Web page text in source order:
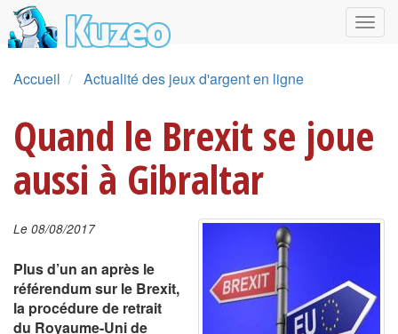
Accueil Actualité des jeux d'argent en ligne
Quand le Brexit se joue
aussi à Gibraltar
Le 08/08/2017
Plus d’un an après le
référendum sur le Brexit,
la procédure de retrait
du Royaume-Uni de